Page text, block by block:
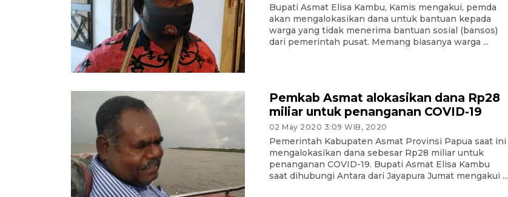
Bupati Asmat Elisa Kambu, Kamis mengakui, pemda
akan mengalokasikan dana untuk bantuan kepada
warga yang tidak menerima bantuan sosial (bansos)
dari pemerintah pusat. Memang biasanya warga ...
Pemkab Asmat alokasikan dana Rp28
miliar untuk penanganan COVID-19
02 May 2020 3:09 WIB, 2020
Pemerintah Kabupaten Asmat Provinsi Papua saat ini
mengalokasikan dana sebesar Rp28 miliar untuk
penanganan COVID-19. Bupati Asmat Elisa Kambu
saat dihubungi Antara dari Jayapura Jumat mengakui ...